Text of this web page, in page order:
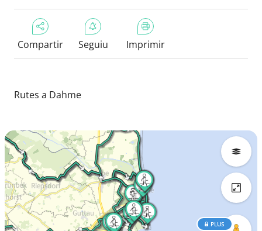
Compartir Seguiu Imprimir
Rutes a Dahme
PLUS